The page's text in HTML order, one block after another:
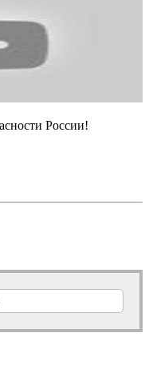
России!